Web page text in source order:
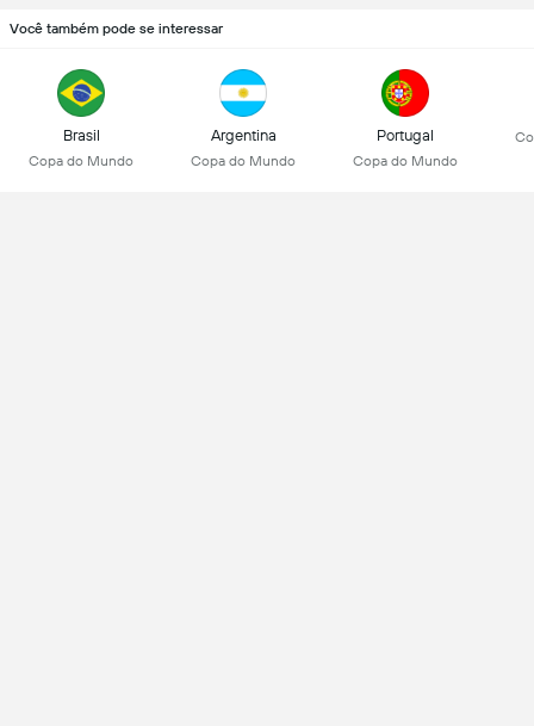
Você também pode se interessar
Brasil
Copa do Mundo
Argentina
Copa do Mundo
Portugal
Copa do Mundo